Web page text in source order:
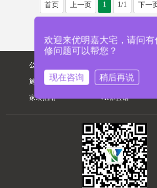
首页 上一页 1 1/1 下一
公司简介
施工工艺 热装楼盘
家装指南 VR体验馆
欢迎来优明嘉大宅，请问有
修问题可以帮您？
现在咨询 稍后再说